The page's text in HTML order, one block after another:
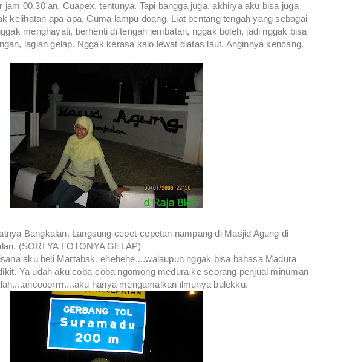
jam 00.30 an. Cuapex, tentunya. Tapi bangga juga, akhirya aku bisa juga
kelihatan apa-apa, Cuma lampu doang. Liat bentang tengah yang sebagai
menghayati, berhenti di tengah jembatan, nggak boleh, jadi nggak bisa
lagian gelap. Nggak kerasa kalo lewat diatas laut. Anginnya kencang.
Bangkalan. Langsung cepet-cepetan nampang di Masjid Agung di
(SORI YA FOTONYA GELAP)
aku beli Martabak, ehehehe....walaupun nggak bisa bahasa Madura
Ya udah aku coba-coba ngomong medura ke seorang penjual minuman
hanya mengamalkan ilmunya bulekku.